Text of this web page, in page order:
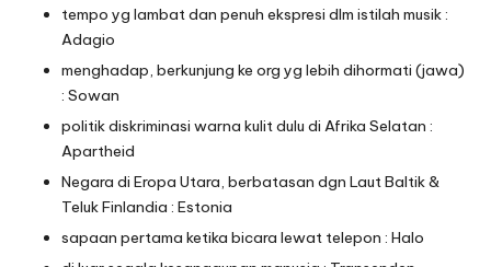
tempo yg lambat dan penuh ekspresi dlm istilah musik :
Adagio
menghadap, berkunjung ke org yg lebih dihormati (jawa)
: Sowan
politik diskriminasi warna kulit dulu di Afrika Selatan :
Apartheid
Negara di Eropa Utara, berbatasan dgn Laut Baltik &
Teluk Finlandia : Estonia
sapaan pertama ketika bicara lewat telepon : Halo